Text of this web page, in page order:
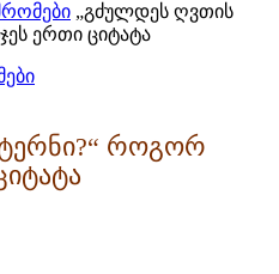
„გძულდეს ღვთის
ერთი ციტატა
როგორ